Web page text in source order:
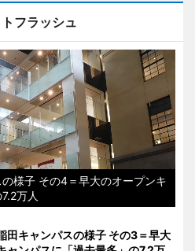
フラッシュ
様子 その4＝早大のオープンキ
万人
田キャンパスの様子 その3＝早大